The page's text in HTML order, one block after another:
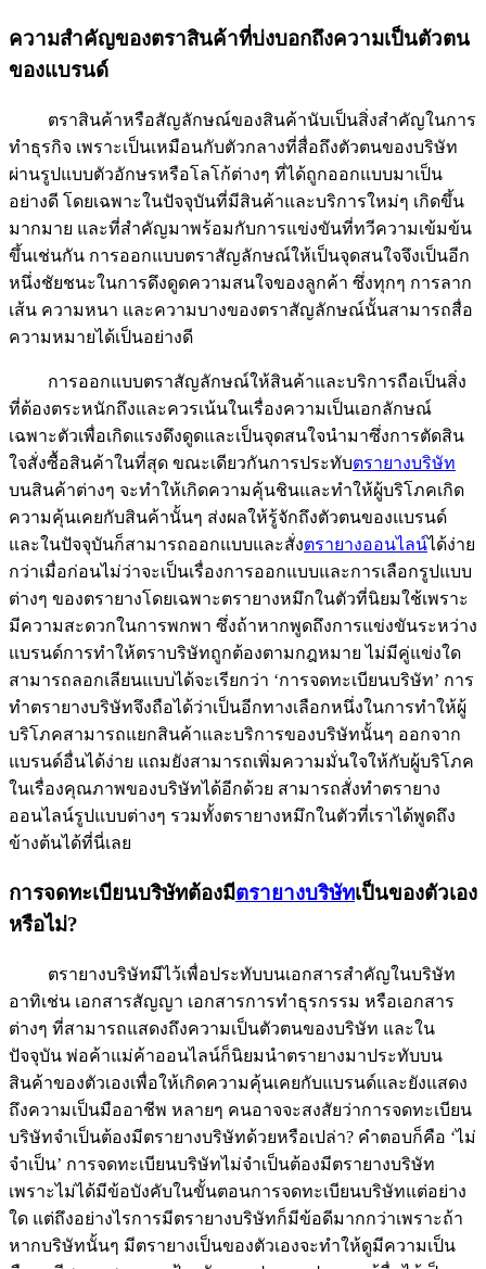
ความสำคัญของตราสินค้าที่บ่งบอกถึงความเป็นตัวตน
ของแบรนด์
ตราสินค้าหรือสัญลักษณ์ของสินค้านับเป็นสิ่งสำคัญในการ
ทำธุรกิจ เพราะเป็นเหมือนกับตัวกลางที่สื่อถึงตัวตนของบริษัท
ผ่านรูปแบบตัวอักษรหรือโลโก้ต่างๆ ที่ได้ถูกออกแบบมาเป็น
อย่างดี โดยเฉพาะในปัจจุบันที่มีสินค้าและบริการใหม่ๆ เกิดขึ้น
มากมาย และที่สำคัญมาพร้อมกับการแข่งขันที่ทวีความเข้มข้น
ขึ้นเช่นกัน การออกแบบตราสัญลักษณ์ให้เป็นจุดสนใจจึงเป็นอีก
หนึ่งชัยชนะในการดึงดูดความสนใจของลูกค้า ซึ่งทุกๆ การลาก
เส้น ความหนา และความบางของตราสัญลักษณ์นั้นสามารถสื่อ
ความหมายได้เป็นอย่างดี
การออกแบบตราสัญลักษณ์ให้สินค้าและบริการถือเป็นสิ่ง
ที่ต้องตระหนักถึงและควรเน้นในเรื่องความเป็นเอกลักษณ์
เฉพาะตัวเพื่อเกิดแรงดึงดูดและเป็นจุดสนใจนำมาซึ่งการตัดสิน
ใจสั่งซื้อสินค้าในที่สุด ขณะเดียวกันการประทับตรายางบริษัท
บนสินค้าต่างๆ จะทำให้เกิดความคุ้นชินและทำให้ผู้บริโภคเกิด
ความคุ้นเคยกับสินค้านั้นๆ ส่งผลให้รู้จักถึงตัวตนของแบรนด์
และในปัจจุบันก็สามารถออกแบบและสั่งตรายางออนไลน์ได้ง่าย
กว่าเมื่อก่อนไม่ว่าจะเป็นเรื่องการออกแบบและการเลือกรูปแบบ
ต่างๆ ของตรายางโดยเฉพาะตรายางหมึกในตัวที่นิยมใช้เพราะ
มีความสะดวกในการพกพา ซึ่งถ้าหากพูดถึงการแข่งขันระหว่าง
แบรนด์การทำให้ตราบริษัทถูกต้องตามกฎหมาย ไม่มีคู่แข่งใด
สามารถลอกเลียนแบบได้จะเรียกว่า ‘การจดทะเบียนบริษัท’ การ
ทำตรายางบริษัทจึงถือได้ว่าเป็นอีกทางเลือกหนึ่งในการทำให้ผู้
บริโภคสามารถแยกสินค้าและบริการของบริษัทนั้นๆ ออกจาก
แบรนด์อื่นได้ง่าย แถมยังสามารถเพิ่มความมั่นใจให้กับผู้บริโภค
ในเรื่องคุณภาพของบริษัทได้อีกด้วย สามารถสั่งทำตรายาง
ออนไลน์รูปแบบต่างๆ รวมทั้งตรายางหมึกในตัวที่เราได้พูดถึง
ข้างต้นได้ที่นี่เลย
การจดทะเบียนบริษัทต้องมีตรายางบริษัทเป็นของตัวเอง
หรือไม่?
ตรายางบริษัทมีไว้เพื่อประทับบนเอกสารสำคัญในบริษัท
อาทิเช่น เอกสารสัญญา เอกสารการทำธุรกรรม หรือเอกสาร
ต่างๆ ที่สามารถแสดงถึงความเป็นตัวตนของบริษัท และใน
ปัจจุบัน พ่อค้าแม่ค้าออนไลน์ก็นิยมนำตรายางมาประทับบน
สินค้าของตัวเองเพื่อให้เกิดความคุ้นเคยกับแบรนด์และยังแสดง
ถึงความเป็นมืออาชีพ หลายๆ คนอาจจะสงสัยว่าการจดทะเบียน
บริษัทจำเป็นต้องมีตรายางบริษัทด้วยหรือเปล่า? คำตอบก็คือ ‘ไม่
จำเป็น’ การจดทะเบียนบริษัทไม่จำเป็นต้องมีตรายางบริษัท
เพราะไม่ได้มีข้อบังคับในขั้นตอนการจดทะเบียนบริษัทแต่อย่าง
ใด แต่ถึงอย่างไรการมีตรายางบริษัทก็มีข้อดีมากกว่าเพราะถ้า
หากบริษัทนั้นๆ มีตรายางเป็นของตัวเองจะทำให้ดูมีความเป็น